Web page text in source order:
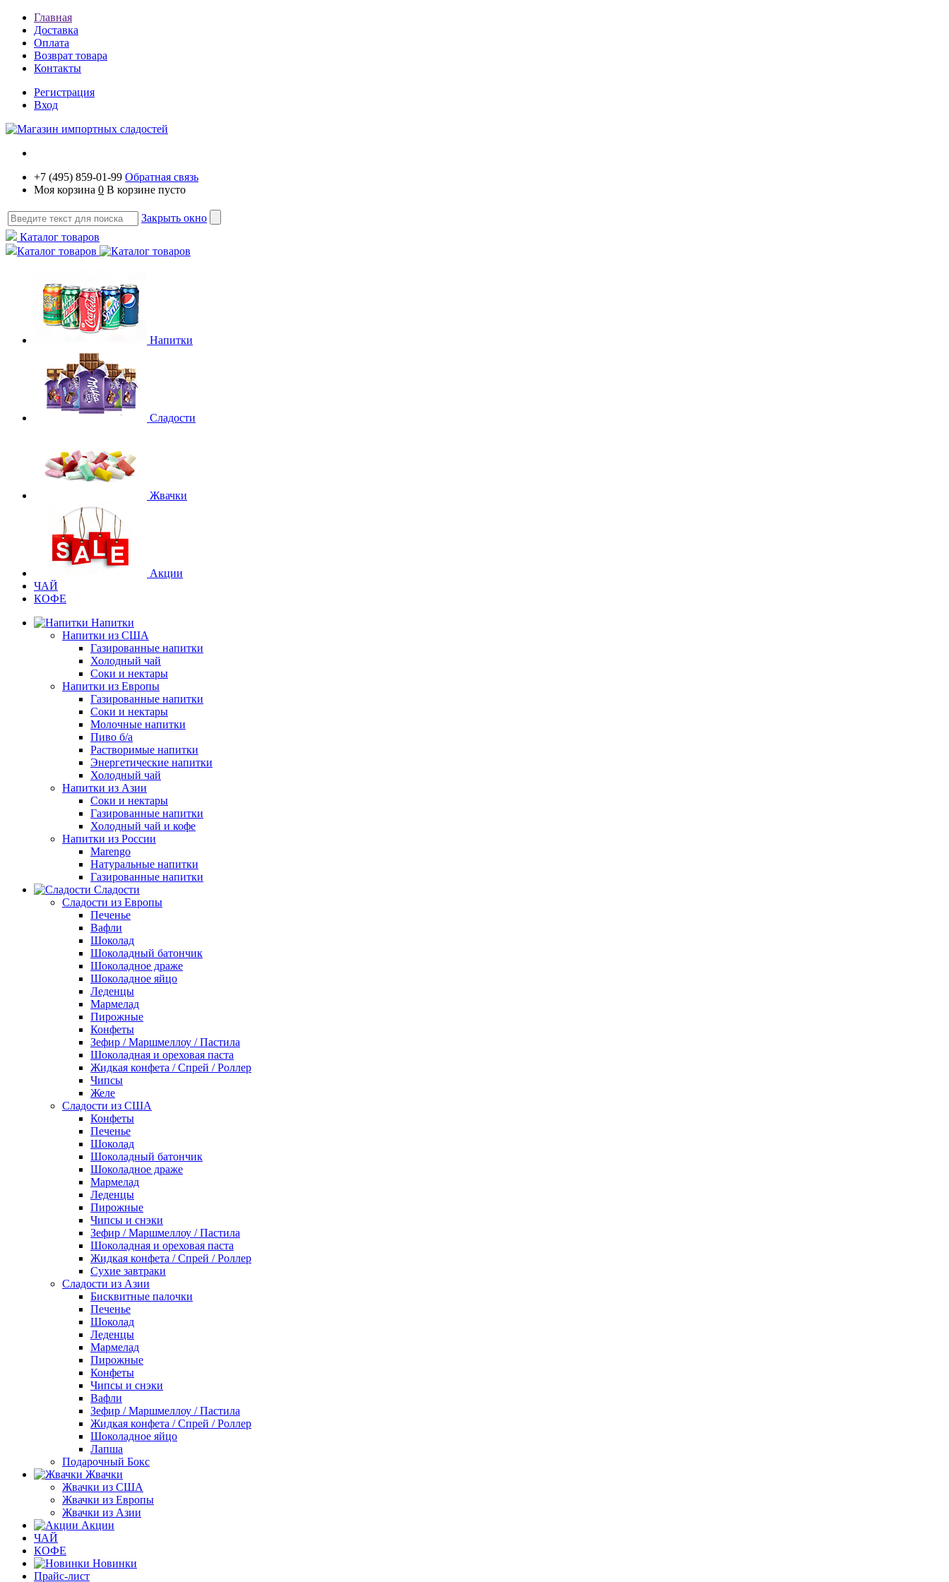
Главная
Доставка
Оплата
Возврат товара
Контакты
Регистрация
Вход
+7 (495) 859-01-99 Обратная связь
Моя корзина 0 В корзине пусто
Закрыть окно
Каталог товаров
Каталог товаров
Напитки
Сладости
Жвачки
Акции
ЧАЙ
КОФЕ
Напитки
Напитки из США
Газированные напитки
Холодный чай
Соки и нектары
Напитки из Европы
Газированные напитки
Соки и нектары
Молочные напитки
Пиво б/а
Растворимые напитки
Энергетические напитки
Холодный чай
Напитки из Азии
Соки и нектары
Газированные напитки
Холодный чай и кофе
Напитки из России
Marengo
Натуральные напитки
Газированные напитки
Сладости
Сладости из Европы
Печенье
Вафли
Шоколад
Шоколадный батончик
Шоколадное драже
Шоколадное яйцо
Леденцы
Мармелад
Пирожные
Конфеты
Зефир / Маршмеллоу / Пастила
Шоколадная и ореховая паста
Жидкая конфета / Спрей / Роллер
Чипсы
Желе
Сладости из США
Конфеты
Печенье
Шоколад
Шоколадный батончик
Шоколадное драже
Мармелад
Леденцы
Пирожные
Чипсы и снэки
Зефир / Маршмеллоу / Пастила
Шоколадная и ореховая паста
Жидкая конфета / Спрей / Роллер
Сухие завтраки
Сладости из Азии
Бисквитные палочки
Печенье
Шоколад
Леденцы
Мармелад
Пирожные
Конфеты
Чипсы и снэки
Вафли
Зефир / Маршмеллоу / Пастила
Жидкая конфета / Спрей / Роллер
Шоколадное яйцо
Лапша
Подарочный Бокс
Жвачки
Жвачки из США
Жвачки из Европы
Жвачки из Азии
Акции
ЧАЙ
КОФЕ
Новинки
Прайс-лист